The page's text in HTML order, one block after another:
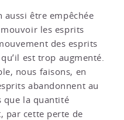
aussi être empêchée
les esprits
des esprits
est trop augmenté.
nous faisons, en
abandonnent au
que la quantité
par cette perte de